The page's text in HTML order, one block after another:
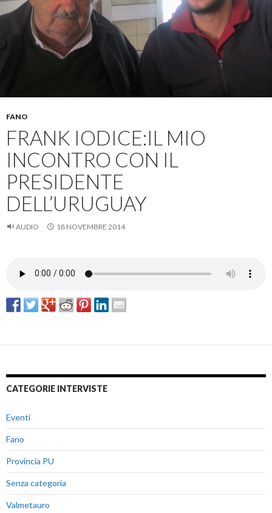
FANO
FRANK IODICE:IL MIO
INCONTRO CON IL
PRESIDENTE
DELL’URUGUAY
AUDIO 18 NOVEMBRE 2014
CATEGORIE INTERVISTE
Eventi
Fano
Provincia PU
Senza categoria
Valmetauro